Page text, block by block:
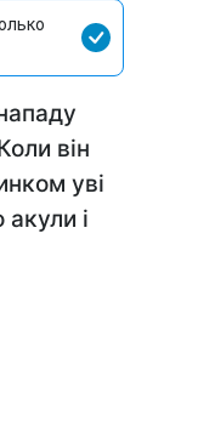
він
уві
акули і